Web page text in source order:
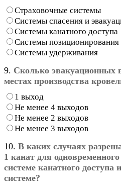
Страховочные системы
Системы спасения и
Системы канатного доступа
Системы позиционирования
Системы удерживания
9. Сколько эвакуационных
местах производства
1 выход
Не менее 4 выходов
Не менее 2 выходов
Не менее 3 выходов
10. В каких случаях
1 канат для
системе канатного доступа
системе?